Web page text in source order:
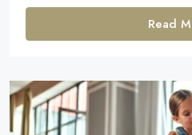
Read